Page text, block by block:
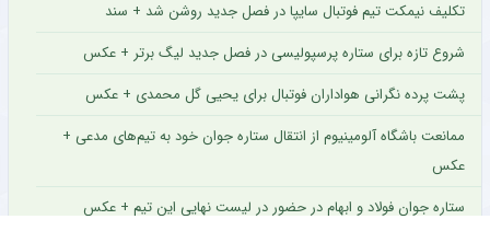
انتخاب سرمربی جدید برای فصل پیش‌روی سایپا + عکس مشاهده
تکلیف نیمکت تیم فوتبال سایپا در فصل جدید روشن شد + سند